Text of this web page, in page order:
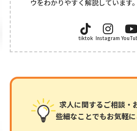
ウをわかりやすく解説しています。
tiktok Instagram
求人に関するご相談・
些細なことでもお気軽